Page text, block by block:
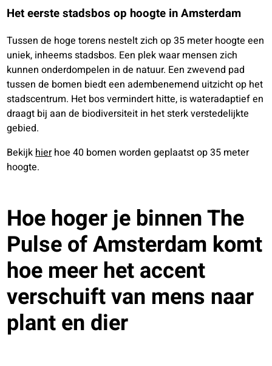
Het eerste stadsbos op hoogte in Amsterdam
Tussen de hoge torens nestelt zich op 35 meter hoogte een
uniek, inheems stadsbos. Een plek waar mensen zich
kunnen onderdompelen in de natuur. Een zwevend pad
tussen de bomen biedt een adembenemend uitzicht op het
stadscentrum. Het bos vermindert hitte, is wateradaptief en
draagt ​​bij aan de biodiversiteit in het sterk verstedelijkte
gebied.
Bekijkhierhoe 40 bomen worden geplaatst op 35 meter
hoogte.
Hoe hoger je binnen The
Pulse of Amsterdam komt
hoe meer het accent
verschuift van mens naar
plant en dier